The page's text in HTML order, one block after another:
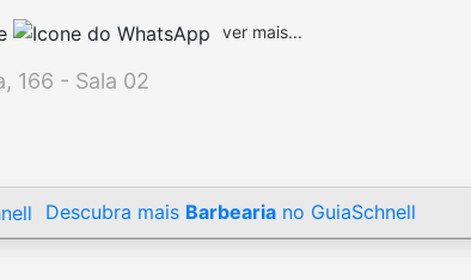
ver mais...
166 - Sala 02
Descubra mais Barbearia no GuiaSchnell